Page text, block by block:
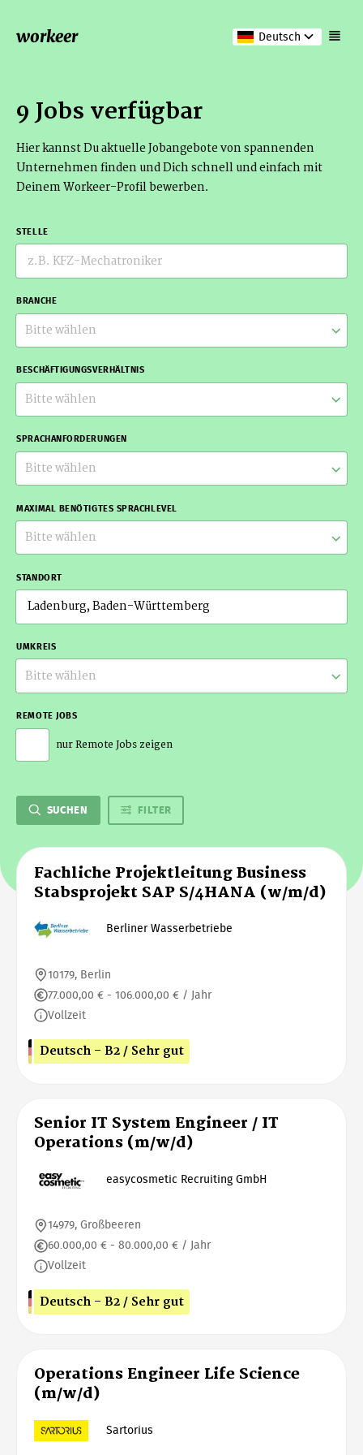
workeer Deutsch
9 Jobs verfügbar
Hier kannst Du aktuelle Jobangebote von spannenden
Unternehmen finden und Dich schnell und einfach mit
Deinem Workeer-Profil bewerben.
STELLE
BRANCHE
Bitte wählen
BESCHÄFTIGUNGSVERHÄLTNIS
Bitte wählen
SPRACHANFORDERUNGEN
Bitte wählen
MAXIMAL BENÖTIGTES SPRACHLEVEL
Bitte wählen
STANDORT
UMKREIS
Bitte wählen
REMOTE JOBS
nur Remote Jobs zeigen
SUCHEN FILTER
Fachliche Projektleitung Business
Stabsprojekt SAP S/4HANA (w/m/d)
Berliner Wasserbetriebe
10179, Berlin
77.000,00 € - 106.000,00 € / Jahr
Vollzeit
Deutsch - B2 / Sehr gut
Senior IT System Engineer / IT
Operations (m/w/d)
easycosmetic Recruiting GmbH
14979, Großbeeren
60.000,00 € - 80.000,00 € / Jahr
Vollzeit
Deutsch - B2 / Sehr gut
Operations Engineer Life Science
(m/w/d)
Sartorius